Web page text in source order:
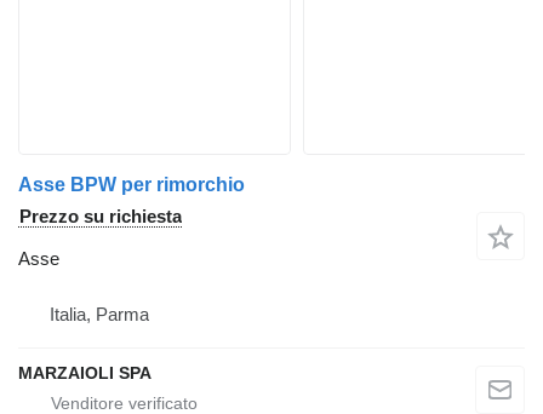
Asse BPW per rimorchio
Prezzo su richiesta
Asse
Italia, Parma
MARZAIOLI SPA